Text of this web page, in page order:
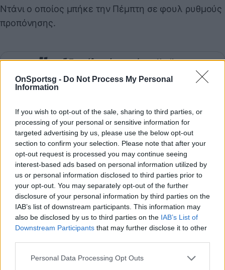
OnSportsg - Do Not Process My Personal
Information
If you wish to opt-out of the sale, sharing to third parties, or
processing of your personal or sensitive information for
targeted advertising by us, please use the below opt-out
section to confirm your selection. Please note that after your
opt-out request is processed you may continue seeing
interest-based ads based on personal information utilized by
us or personal information disclosed to third parties prior to
your opt-out. You may separately opt-out of the further
disclosure of your personal information by third parties on the
IAB’s list of downstream participants. This information may
also be disclosed by us to third parties on the IAB’s List of
Downstream Participants that may further disclose it to other
Personal Data Processing Opt Outs
Ντάνι ο οποίος μπήκε την Πέμπτη σε φουλ ρυθμούς
προπόνησης.
Παιχνίδι από παντού στη Novibet με το
Ντάνι Ρικάρντο Ντα Σίλβα Σοάρες
COMMENTS
Συνδεθείτε για να σχολιάσετε